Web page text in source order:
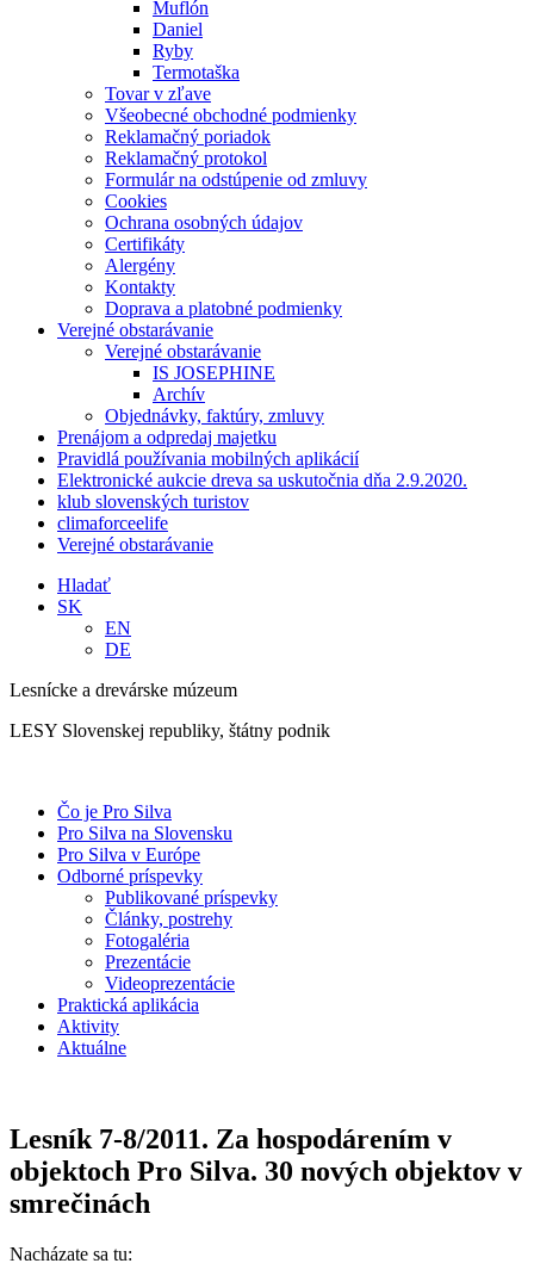
Muflón
Daniel
Ryby
Termotaška
Tovar v zľave
Všeobecné obchodné podmienky
Reklamačný poriadok
Reklamačný protokol
Formulár na odstúpenie od zmluvy
Cookies
Ochrana osobných údajov
Certifikáty
Alergény
Kontakty
Doprava a platobné podmienky
Verejné obstarávanie
Verejné obstarávanie
IS JOSEPHINE
Archív
Objednávky, faktúry, zmluvy
Prenájom a odpredaj majetku
Pravidlá používania mobilných aplikácií
Elektronické aukcie dreva sa uskutočnia dňa 2.9.2020.
klub slovenských turistov
climaforceelife
Verejné obstarávanie
Hladať
SK
EN
DE
Lesnícke a drevárske múzeum
LESY Slovenskej republiky, štátny podnik
Čo je Pro Silva
Pro Silva na Slovensku
Pro Silva v Európe
Odborné príspevky
Publikované príspevky
Články, postrehy
Fotogaléria
Prezentácie
Videoprezentácie
Praktická aplikácia
Aktivity
Aktuálne
Lesník 7-8/2011. Za hospodárením v
objektoch Pro Silva. 30 nových objektov v
smrečinách
Nacházate sa tu: